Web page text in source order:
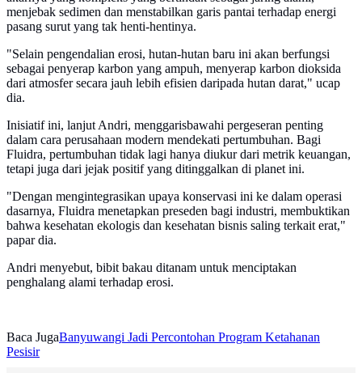
menjebak sedimen dan menstabilkan garis pantai terhadap energi
pasang surut yang tak henti-hentinya.
"Selain pengendalian erosi, hutan-hutan baru ini akan berfungsi
sebagai penyerap karbon yang ampuh, menyerap karbon dioksida
dari atmosfer secara jauh lebih efisien daripada hutan darat," ucap
dia.
Inisiatif ini, lanjut Andri, menggarisbawahi pergeseran penting
dalam cara perusahaan modern mendekati pertumbuhan. Bagi
Fluidra, pertumbuhan tidak lagi hanya diukur dari metrik keuangan,
tetapi juga dari jejak positif yang ditinggalkan di planet ini.
"Dengan mengintegrasikan upaya konservasi ini ke dalam operasi
dasarnya, Fluidra menetapkan preseden bagi industri, membuktikan
bahwa kesehatan ekologis dan kesehatan bisnis saling terkait erat,"
papar dia.
Andri menyebut, bibit bakau ditanam untuk menciptakan
penghalang alami terhadap erosi.
Baca JugaBanyuwangi Jadi Percontohan Program Ketahanan
Pesisir